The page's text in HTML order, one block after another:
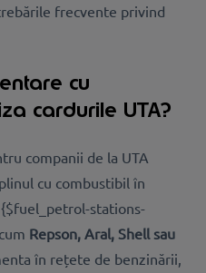
frecvente privind
cu
cardurile UTA?
companii de la UTA
cu combustibil în
stations-
Repson, Aral, Shell sau
în rețete de benzinării,